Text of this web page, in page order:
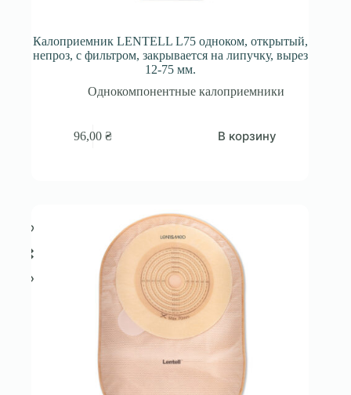
Калоприемник LENTELL L75 одноком, открытый,
непроз, с фильтром, закрывается на липучку, вырез
12-75 мм.
Однокомпонентные калоприемники
96,00₴ В корзину